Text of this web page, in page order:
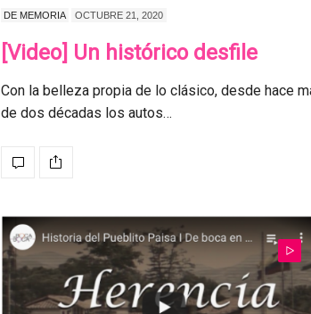
DE MEMORIA OCTUBRE 21, 2020
[Video] Un histórico desfile
Con la belleza propia de lo clásico, desde hace
de dos décadas los autos…